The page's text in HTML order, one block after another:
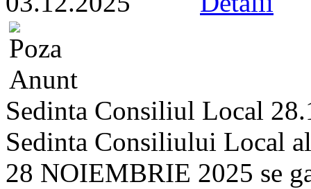
Sedinta Consiliul Local
Sedinta Consiliului Local
28 NOIEMBRIE 2025 se